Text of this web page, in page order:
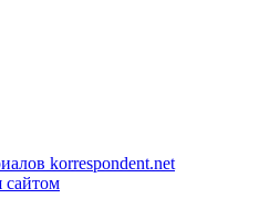
korrespondent.net
сайтом